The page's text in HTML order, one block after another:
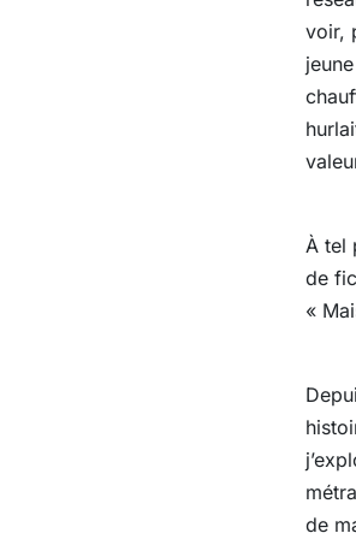
voir,
À tel
de
«
de